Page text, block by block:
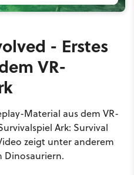
- Erstes
VR-
Material aus dem VR-
Ark: Survival
zeigt unter anderem
Dinosauriern.